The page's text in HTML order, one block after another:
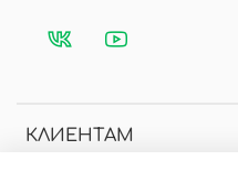
КЛИЕНТАМ